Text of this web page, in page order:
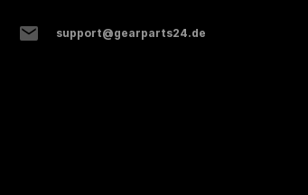
support@gearparts24.de